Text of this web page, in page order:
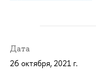
Дата
26 октября, 2021 г.